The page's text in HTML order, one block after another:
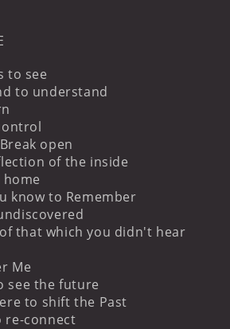
to see
to understand
open
of the inside
know to Remember
that which you didn't hear
Me
see the future
to shift the Past
re-connect